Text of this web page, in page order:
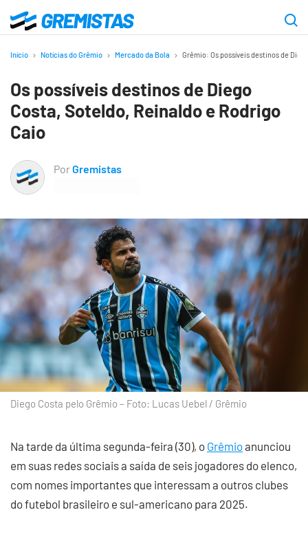
para
principal
Gremistas
Início Notícias do Grêmio Mercado da Bola Grêmio: Os possíveis destinos de
Os possíveis destinos de Diego
Costa, Soteldo, Reinaldo e Rodrigo
Caio
PorGremistas
Diego Costa pelo Grêmio – Foto: Lucas Uebel / Grêmio
Na tarde da última segunda-feira (30), o Grêmioanunciou
em suas redes sociais a saída de seis jogadores do elenco,
com nomes importantes que interessam a outros clubes
do futebol brasileiro e sul-americano para 2025.